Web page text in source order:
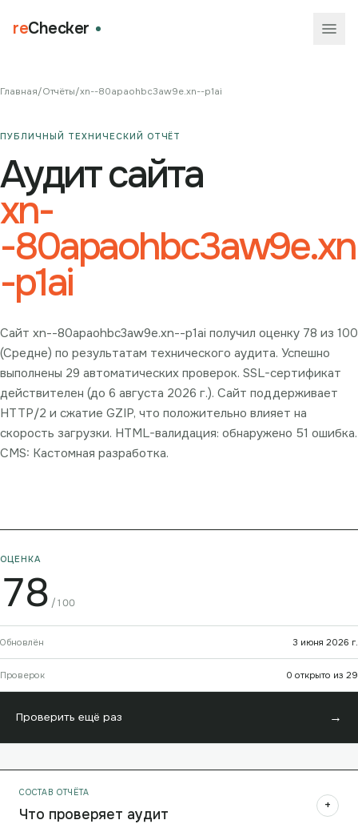
reChecker
Главная/Отчёты/xn--80apaohbc3aw9e.xn--p1ai
ПУБЛИЧНЫЙ ТЕХНИЧЕСКИЙ ОТЧЁТ
Аудит сайта
xn-
-
-p1ai
Сайт xn--80apaohbc3aw9e.xn--p1ai получил оценку 78 из 100
(Средне) по результатам технического аудита. Успешно
выполнены 29 автоматических проверок. SSL-сертификат
действителен (до 6 августа 2026 г.). Сайт поддерживает
HTTP/2 и сжатие GZIP, что положительно влияет на
скорость загрузки. HTML-валидация: обнаружено 51 ошибка.
CMS: Кастомная разработка.
ОЦЕНКА
78 /100
Обновлён 3 июня 2026 г.
Проверок 0 открыто из 29
Проверить ещё раз →
СОСТАВ ОТЧЁТА
Что проверяет аудит +